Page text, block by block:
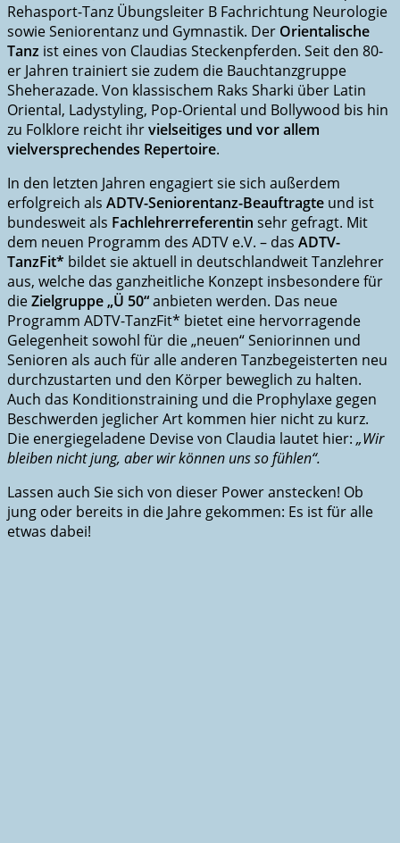
Rehasport-Tanz Übungsleiter B Fachrichtung Neurologie
sowie Seniorentanz und Gymnastik. Der Orientalische
Tanz ist eines von Claudias Steckenpferden. Seit den 80-
er Jahren trainiert sie zudem die Bauchtanzgruppe
Sheherazade. Von klassischem Raks Sharki über Latin
Oriental, Ladystyling, Pop-Oriental und Bollywood bis hin
zu Folklore reicht ihrvielseitiges und vor allem
vielversprechendes Repertoire.
In den letzten Jahren engagiert sie sich außerdem
erfolgreich als ADTV-Seniorentanz-Beauftragte und ist
bundesweit als Fachlehrerreferentin sehr gefragt. Mit
dem neuen Programm des ADTV e.V. – das ADTV-
TanzFit* bildet sie aktuell in deutschlandweit Tanzlehrer
aus, welche das ganzheitliche Konzept insbesondere für
dieZielgruppe „Ü 50“anbieten werden. Das neue
Programm ADTV-TanzFit* bietet eine hervorragende
Gelegenheit sowohl für die „neuen“ Seniorinnen und
Senioren als auch für alle anderen Tanzbegeisterten neu
durchzustarten und den Körper beweglich zu halten.
Auch das Konditionstraining und die Prophylaxe gegen
Beschwerden jeglicher Art kommen hier nicht zu kurz.
Die energiegeladene Devise von Claudia lautet hier: „Wir
bleiben nicht jung, aber wir können uns so fühlen“.
Lassen auch Sie sich von dieser Power anstecken! Ob
jung oder bereits in die Jahre gekommen: Es ist für alle
etwas dabei!